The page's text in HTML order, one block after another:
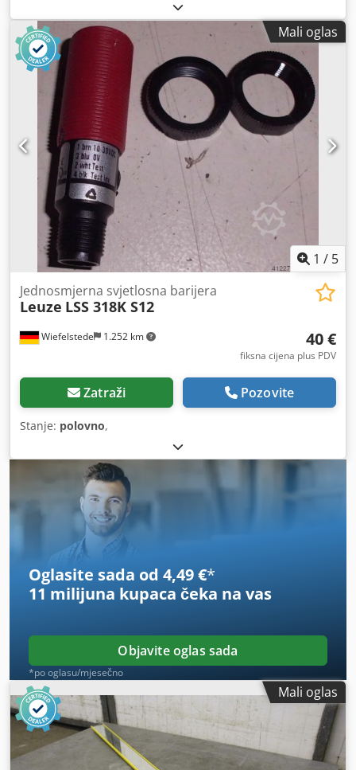
Mali oglas
1 / 5
Wiefelstede 1.252 km
Jednosmjerna svjetlosna barijera
Leuze LSS 318K S12
40 €
fiksna cijena plus PDV
Zatraži Pozovite
Stanje: polovno,
Oglasite sada od 4,49 €*
11 milijuna kupaca čeka na vas
Objavite oglas sada
*po oglasu/mjesečno
Mali oglas